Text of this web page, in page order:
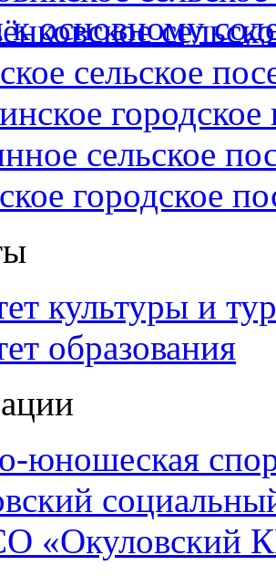
к основному
сельское
городское
сельское
городское
культуры и
образования
юношеская
«Окуловский